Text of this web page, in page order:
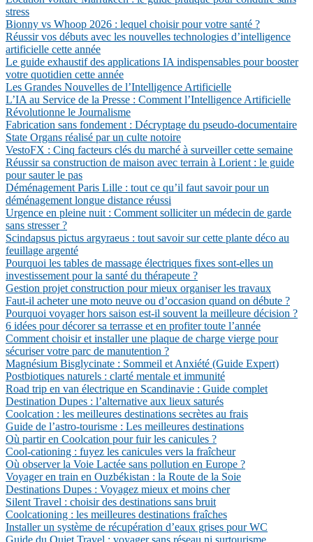
stress
Bionny vs Whoop 2026 : lequel choisir pour votre santé ?
Réussir vos débuts avec les nouvelles technologies d’intelligence
artificielle cette année
Le guide exhaustif des applications IA indispensables pour booster
votre quotidien cette année
Les Grandes Nouvelles de l’Intelligence Artificielle
L’IA au Service de la Presse : Comment l’Intelligence Artificielle
Révolutionne le Journalisme
Fabrication sans fondement : Décryptage du pseudo-documentaire
State Organs réalisé par un culte notoire
VestoFX : Cinq facteurs clés du marché à surveiller cette semaine
Réussir sa construction de maison avec terrain à Lorient : le guide
pour sauter le pas
Déménagement Paris Lille : tout ce qu’il faut savoir pour un
déménagement longue distance réussi
Urgence en pleine nuit : Comment solliciter un médecin de garde
sans stresser ?
Scindapsus pictus argyraeus : tout savoir sur cette plante déco au
feuillage argenté
Pourquoi les tables de massage électriques fixes sont-elles un
investissement pour la santé du thérapeute ?
Gestion projet construction pour mieux organiser les travaux
Faut-il acheter une moto neuve ou d’occasion quand on débute ?
Pourquoi voyager hors saison est-il souvent la meilleure décision ?
6 idées pour décorer sa terrasse et en profiter toute l’année
Comment choisir et installer une plaque de charge vierge pour
sécuriser votre parc de manutention ?
Magnésium Bisglycinate : Sommeil et Anxiété (Guide Expert)
Postbiotiques naturels : clarté mentale et immunité
Road trip en van électrique en Scandinavie : Guide complet
Destination Dupes : l’alternative aux lieux saturés
Coolcation : les meilleures destinations secrètes au frais
Guide de l’astro-tourisme : Les meilleures destinations
Où partir en Coolcation pour fuir les canicules ?
Cool-cationing : fuyez les canicules vers la fraîcheur
Où observer la Voie Lactée sans pollution en Europe ?
Voyager en train en Ouzbékistan : la Route de la Soie
Destinations Dupes : Voyagez mieux et moins cher
Silent Travel : choisir des destinations sans bruit
Coolcationing : les meilleures destinations fraîches
Installer un système de récupération d’eaux grises pour WC
Guide du Quiet Travel : voyager sans réseau ni surtourisme